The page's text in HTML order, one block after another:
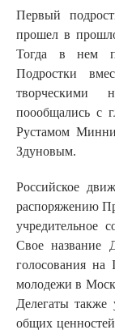
Первый
прошел в
Тогда в нем
Подростки
творческими
поообщались с
Рустамом
Здуновым.
Российское
распоряжению
учредительное
Свое название
голосования на
молодежи в
Делегаты также
общих